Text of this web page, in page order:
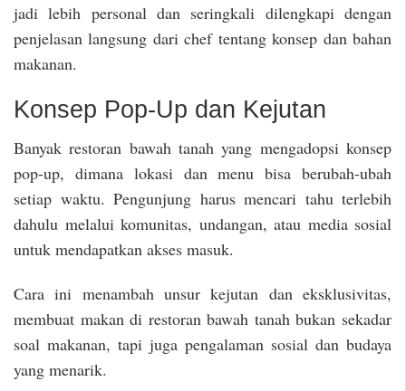
jadi lebih personal dan seringkali dilengkapi dengan
penjelasan langsung dari chef tentang konsep dan bahan
makanan.
Konsep Pop-Up dan Kejutan
Banyak restoran bawah tanah yang mengadopsi konsep
pop-up, dimana lokasi dan menu bisa berubah-ubah
setiap waktu. Pengunjung harus mencari tahu terlebih
dahulu melalui komunitas, undangan, atau media sosial
untuk mendapatkan akses masuk.
Cara ini menambah unsur kejutan dan eksklusivitas,
membuat makan di restoran bawah tanah bukan sekadar
soal makanan, tapi juga pengalaman sosial dan budaya
yang menarik.